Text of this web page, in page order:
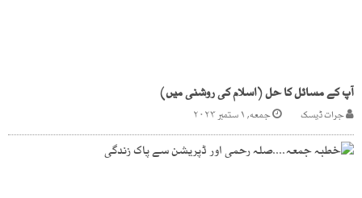
آپ کے مسائل کا حل (اسلام کی روشنی میں)
جرات ڈیسک جمعه, ۱ ستمبر ۲۰۲۳